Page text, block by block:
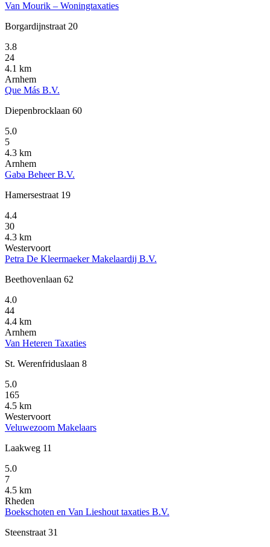
Van Mourik – Woningtaxaties
Borgardijnstraat 20
3.8
24
4.1 km
Arnhem
Que Más B.V.
Diepenbrocklaan 60
5.0
5
4.3 km
Arnhem
Gaba Beheer B.V.
Hamersestraat 19
4.4
30
4.3 km
Westervoort
Petra De Kleermaeker Makelaardij B.V.
Beethovenlaan 62
4.0
44
4.4 km
Arnhem
Van Heteren Taxaties
St. Werenfriduslaan 8
5.0
165
4.5 km
Westervoort
Veluwezoom Makelaars
Laakweg 11
5.0
7
4.5 km
Rheden
Boekschoten en Van Lieshout taxaties B.V.
Steenstraat 31